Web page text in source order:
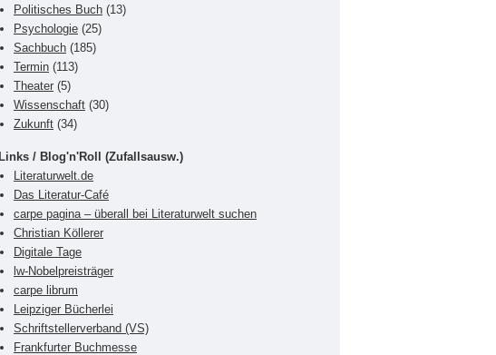
Politisches Buch (13)
Psychologie (25)
Sachbuch (185)
Termin (113)
Theater (5)
Wissenschaft (30)
Zukunft (34)
Links / Blog'n'Roll (Zufallsausw.)
Literaturwelt.de
Das Literatur-Café
carpe pagina – überall bei Literaturwelt suchen
Christian Köllerer
Digitale Tage
lw-Nobelpreisträger
carpe librum
Leipziger Bücherlei
Schriftstellerverband (VS)
Frankfurter Buchmesse